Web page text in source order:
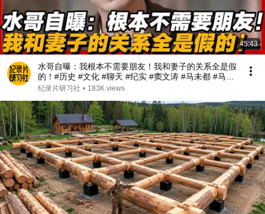
45:43
水哥自曝：我根本不需要朋友！我和妻子的关系全是假
的！#历史 #文化 #聊天 #纪实 #窦文涛 #马未都 #马家
辉 #周轶君 #熱門 #推薦 #香港#林志玲 #蔡康永
纪录片研习社 • 183K views